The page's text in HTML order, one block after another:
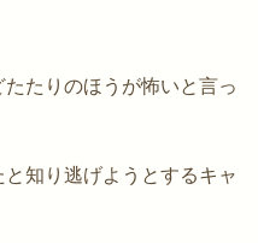
たりのほうが怖いと言っ
知り逃げようとするキャ